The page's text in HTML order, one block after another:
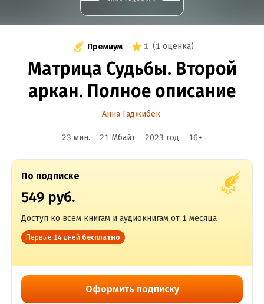
Премиум 1 (1 оценка)
Матрица Судьбы. Второй
аркан. Полное описание
Анна Гаджибек
23 мин. 21 Мбайт 2023 год 16+
По подписке
549 руб.
Доступ ко всем книгам и аудиокнигам от 1 месяца
Первые 14 дней бесплатно
Оформить подписку